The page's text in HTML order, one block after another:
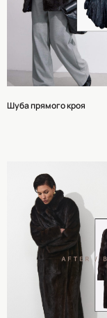
Шуба прямого кроя